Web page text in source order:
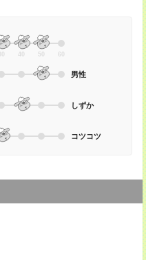
30 40 50 60
男性
しずか
コツコツ